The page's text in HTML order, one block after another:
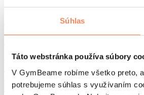
Súhlas
Táto webstránka používa súbory
V GymBeame robíme všetko preto,
potrebujeme súhlas s využívaním
Tašky a batohy
Tašky na jedlo a príslušenstvo
Pomôcky podľa aktivity
Beh
Bojové športy
Cyklistika